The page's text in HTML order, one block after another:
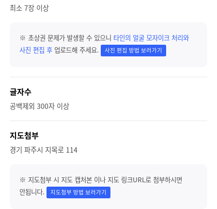
최소 7장 이상
※ 초상권 문제가 발생할 수 있으니 타인의 얼굴 모자이크 처리와
사진 편집 후 업로드해 주세요. 사진 편집 방법 보러가기
글자수
공백제외 300자 이상
지도첨부
경기 파주시 지목로 114
※ 지도첨부 시 지도 캡처본 이나 지도 링크URL로 첨부하시면
안됩니다.
지도첨부 방법 보러가기